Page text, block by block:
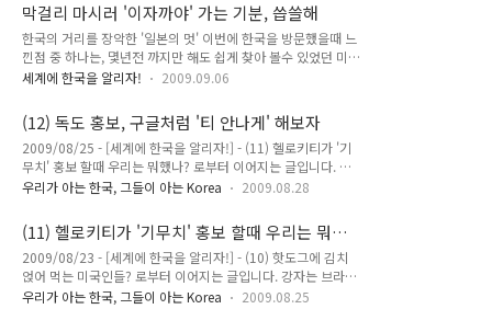
습니다. 본 이벤트의 취지 및 개요 - "월드컵 응원 티셔츠" 한글
홍보 기회 또 날리나? 를, 감격스러웠던 첫 샘플 피팅 (옷 입히
기) 소식은 "월드컵 한글 티셔츠"를 입은 외국학생들의 반응 을
읽어 주세요. 뉴욕 시로부터 어렵사리 허가를 받아내었고, 모든
절대로 ..
막걸리 마시러 '이자까야' 가는 기분, 씁쓸해
한국의 거리를 장악한 '일본의 멋' 이번에 한국을 방문했을때 느
낀점 중 하나는, 몇년전 까지만 해도 쉽게 찾아 볼수 있었던 미국
의 프랜차이즈 패밀리 레스토랑들이 있던 자리가 하나 둘씩 줄어
하고 있다는 것이었습니다. 강남역이나 홍대쪽을 나가보면, 서로
경쟁이라도 하듯 더욱 일본적인 이름과 일본적인 이미지를 앞세
워 고객들을 유혹하고 있더군요. 블록 하나를 건너면 있는 이자
까야와, 힘찬 필체로 히라가나와 가타카나가 적힌 간판들을 보면
서, 여기가 일본인가 한국인가 하는 생각이 들기도 했지요.
의 젊은이들은 요즘 유행하는 패션 스타일인 '니폰 스타일'을 즐
겨 입는것을 ..
세계에 한국을 알리자! 2009.09.06
(12) 독도 홍보, 구글처럼 '티 안나게' 해보자
2009/08/25 - [세계에 한국을 알리자!] - (11) 헬로키티가 '기
무치' 홍보 할때 우리는 뭐했나? 로부터 이어지는 글입니다. 구
글의 “녹아 드는” 광고와 한국 문화 종합 선물세트 광고가 광고
든다고 합니다. 반대로, 간접적으로 스며드는 광고는 그것을 접
하는 사람이 눈치채지 못하는 상황에서 좀더 효과적으로 메시지
를 전달할 수 있지요. 방송 심의 위원회가 드라마 내에서의 간접
제품 홍보를 강력하게 규제 하는 이유 또한 이 때문입니다. 인터
넷을 사용하면 누구나 한번쯤은 들어보고 사용해 보았을 구글 이
우리가 아는 한국, 그들이 아는 Korea 2009.08.28
(11) 헬로키티가 '기무치' 홍보 할때 우리는 뭐했
나?
2009/08/23 - [세계에 한국을 알리자!] - (10) 핫도그에 김치
얹어 먹는 미국인들? 로부터 이어지는 글입니다. 강자는 브라질
리언 주짓수로, 약자는 무에타이로 상대하자! 브라질 하면 삼바
우리가 아는 한국, 그들이 아는 Korea 2009.08.25